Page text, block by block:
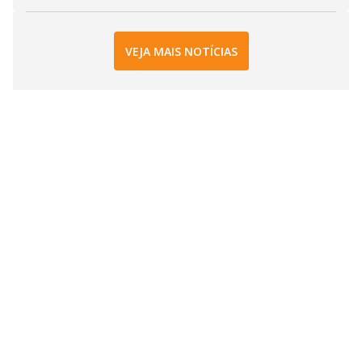
VEJA MAIS NOTÍCIAS